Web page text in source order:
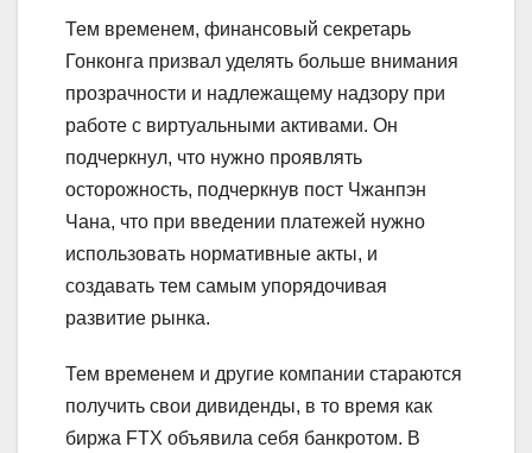
Тем временем, финансовый секретарь
Гонконга призвал уделять больше внимания
прозрачности и надлежащему надзору при
работе с виртуальными активами. Он
подчеркнул, что нужно проявлять
осторожность, подчеркнув пост Чжанпэн
Чана, что при введении платежей нужно
использовать нормативные акты, и
создавать тем самым упорядочивая
развитие рынка.
Тем временем и другие компании стараются
получить свои дивиденды, в то время как
биржа FTX объявила себя банкротом. В